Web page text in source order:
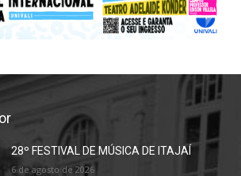
28º FESTIVAL DE MÚSICA DE ITAJAÍ
6 de agosto de 2026